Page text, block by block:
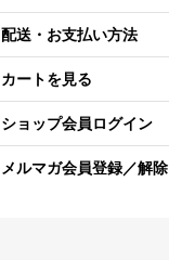
配送・お支払い方法
カートを見る
ショップ会員ログイン
メルマガ会員登録／解除